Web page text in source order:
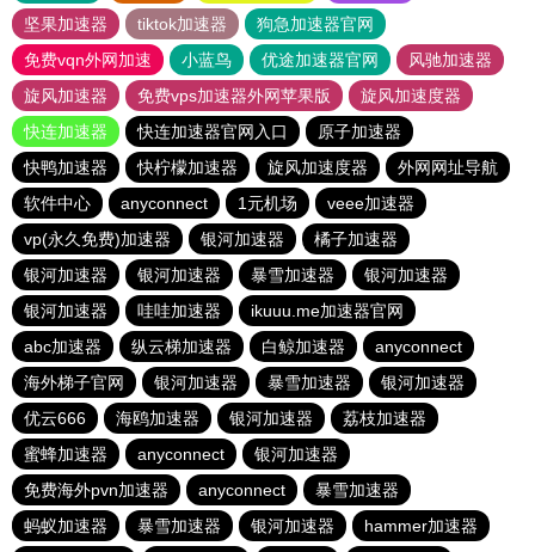
坚果加速器
tiktok加速器
狗急加速器官网
免费vqn外网加速
小蓝鸟 优途加速器官网
风驰加速器
旋风加速器
免费vps加速器外网苹果版
旋风加速度器
快连加速器
快连加速器官网入口
原子加速器
快鸭加速器
快柠檬加速器 旋风加速度器
外网网址导航
软件中心
anyconnect 1元机场
veee加速器
vp(永久免费)加速器
银河加速器
橘子加速器
银河加速器
银河加速器 暴雪加速器
银河加速器
银河加速器
哇哇加速器
ikuuu.me加速器官网
abc加速器
纵云梯加速器 白鲸加速器
anyconnect
海外梯子官网
银河加速器 暴雪加速器
银河加速器
优云666
海鸥加速器 银河加速器
荔枝加速器
蜜蜂加速器
anyconnect
银河加速器
免费海外pvn加速器
anyconnect
暴雪加速器
蚂蚁加速器
暴雪加速器 银河加速器 hammer加速器